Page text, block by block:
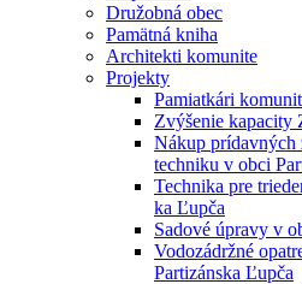
Družobná obec
Pamätná kniha
Architekti komunite
Projekty
Pamiatkári
Zvýšenie kapacity
Nákup prídavných
techniku v obci
Technika pre
ka Ľupča
Sadové úpravy v
Vodozádržné
Partizánska Ľupča